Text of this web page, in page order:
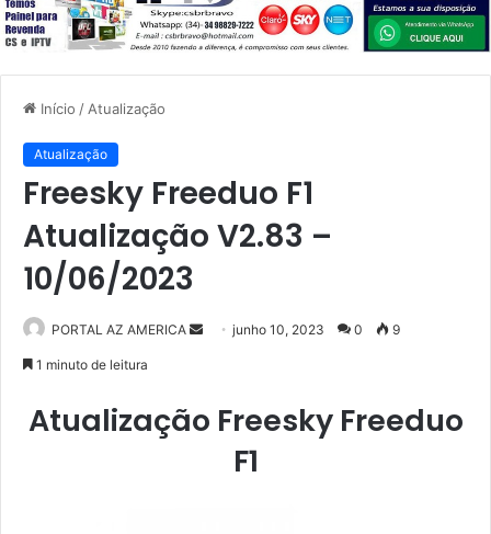
Início / Atualização
Atualização
Freesky Freeduo F1
Atualização V2.83 –
10/06/2023
PORTAL AZ AMERICA
e
junho 10, 2023 0 9
1 minuto de leitura
Atualização Freesky Freeduo
F1